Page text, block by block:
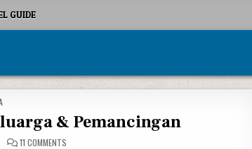
GUIDE
& Pemancingan
11 COMMENTS